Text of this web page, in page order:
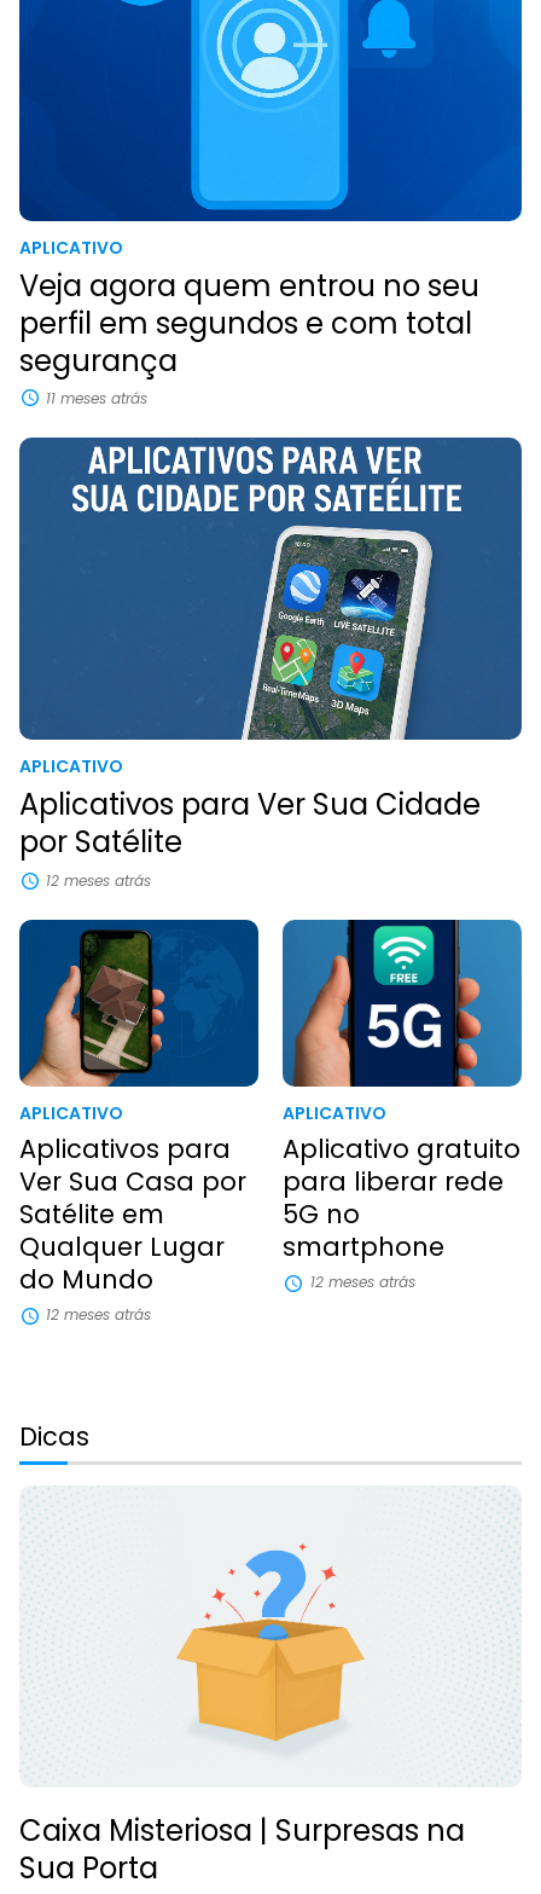
APLICATIVO
Veja agora quem entrou no seu
perfil em segundos e com total
segurança
11 meses atrás
APLICATIVO
Aplicativos para Ver Sua Cidade
por Satélite
12 meses atrás
APLICATIVO
Aplicativos para
Ver Sua Casa por
Satélite em
Qualquer Lugar
do Mundo
12 meses atrás
APLICATIVO
Aplicativo gratuito
para liberar rede
5G no
smartphone
12 meses atrás
Dicas
Caixa Misteriosa | Surpresas na
Sua Porta